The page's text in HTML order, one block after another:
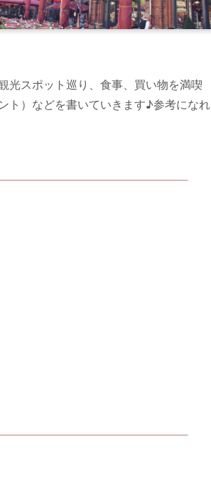
光スポット巡り、食事、買い物を満喫
ト）などを書いていきます♪参考になれ